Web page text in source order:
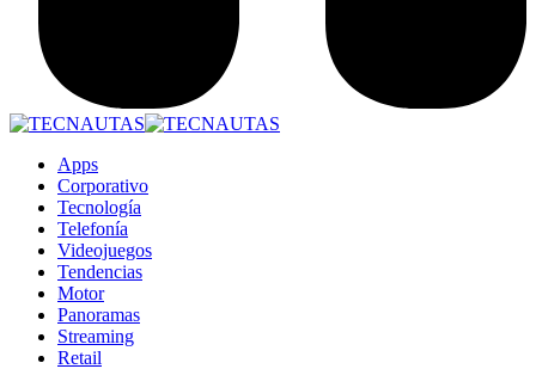
Apps
Corporativo
Tecnología
Telefonía
Videojuegos
Tendencias
Motor
Panoramas
Streaming
Retail